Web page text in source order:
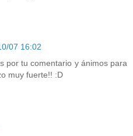
07 16:02
por tu comentario y ánimos para
muy fuerte!! :D